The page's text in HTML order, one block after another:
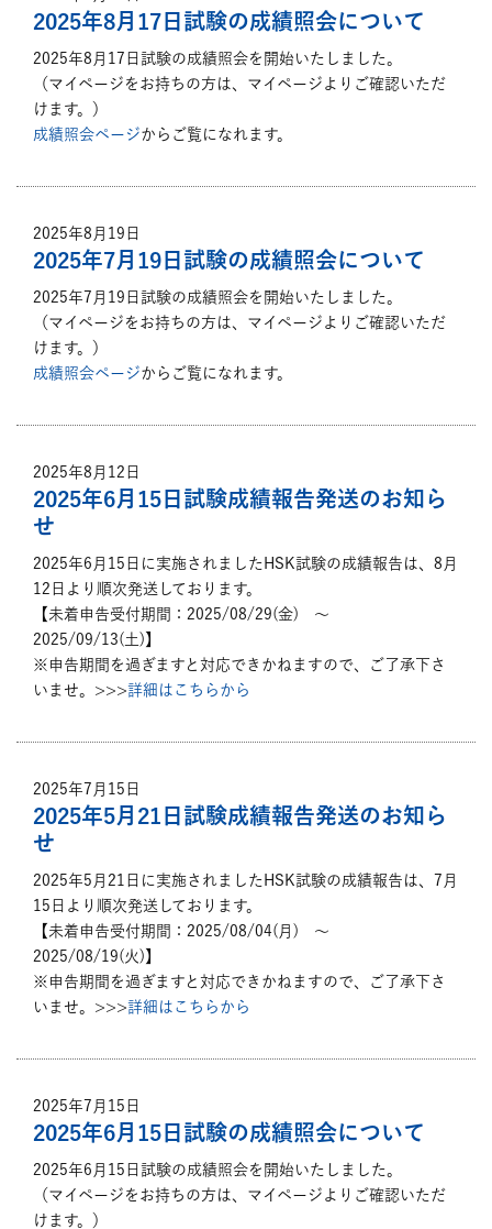
2025年8月17日試験の成績照会について
2025年8月17日試験の成績照会を開始いたしました。
（マイページをお持ちの方は、マイページよりご確認いただ
けます。）
成績照会ページからご覧になれます。
2025年8月19日
2025年7月19日試験の成績照会について
2025年7月19日試験の成績照会を開始いたしました。
（マイページをお持ちの方は、マイページよりご確認いただ
けます。）
成績照会ページからご覧になれます。
2025年8月12日
2025年6月15日試験成績報告発送のお知ら
せ
2025年6月15日に実施されましたHSK試験の成績報告は、8月
12日より順次発送しております。
【未着申告受付期間：2025/08/29(金) ～
2025/09/13(土)】
※申告期間を過ぎますと対応できかねますので、ご了承下さ
いませ。>>>詳細はこちらから
2025年7月15日
2025年5月21日試験成績報告発送のお知ら
せ
2025年5月21日に実施されましたHSK試験の成績報告は、7月
15日より順次発送しております。
【未着申告受付期間：2025/08/04(月) ～
2025/08/19(火)】
※申告期間を過ぎますと対応できかねますので、ご了承下さ
いませ。>>>詳細はこちらから
2025年7月15日
2025年6月15日試験の成績照会について
2025年6月15日試験の成績照会を開始いたしました。
（マイページをお持ちの方は、マイページよりご確認いただ
けます。）